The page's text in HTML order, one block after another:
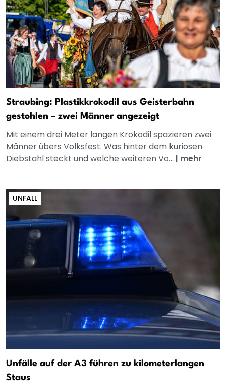
Straubing: Plastikkrokodil aus Geisterbahn
gestohlen – zwei Männer angezeigt
Mit einem drei Meter langen Krokodil spazieren zwei
Männer übers Volksfest. Was hinter dem kuriosen
Diebstahl steckt und welche weiteren Vo... | mehr
UNFALL
Unfälle auf der A3 führen zu kilometerlangen
Staus